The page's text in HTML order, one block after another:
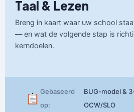
Taal & Lezen
Breng in kaart waar uw school
— en wat de volgende stap is
kerndoelen.
Gebaseerd
op:
BUG-model &
OCW/SLO